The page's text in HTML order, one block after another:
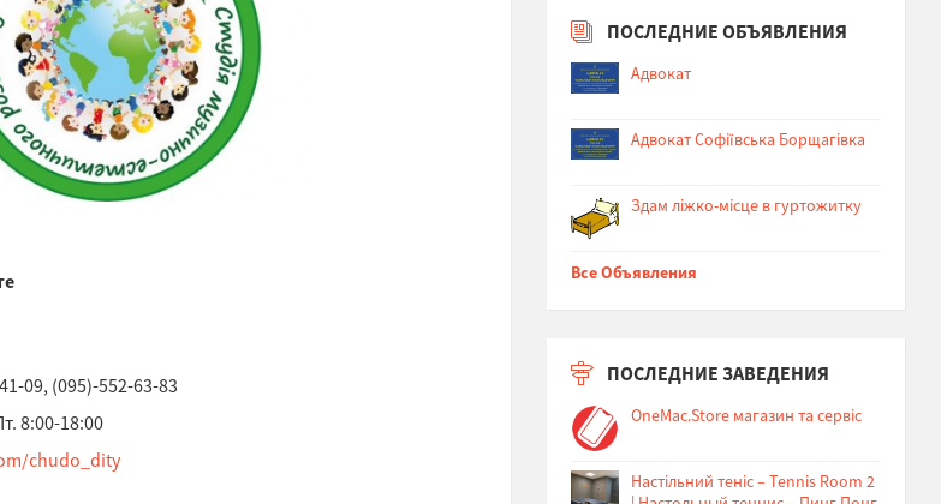
09, (095)-552-63-83
8:00-18:00
chudo_dity
ПОСЛЕДНИЕ ОБЪЯВЛЕНИЯ
Адвокат
Адвокат Софіївська Борщагівка
Здам ліжко-місце в гуртожитку
Все Объявления
ПОСЛЕДНИЕ ЗАВЕДЕНИЯ
OneMac.Store магазин та сервіс
Настільний теніс – Tennis Room 2